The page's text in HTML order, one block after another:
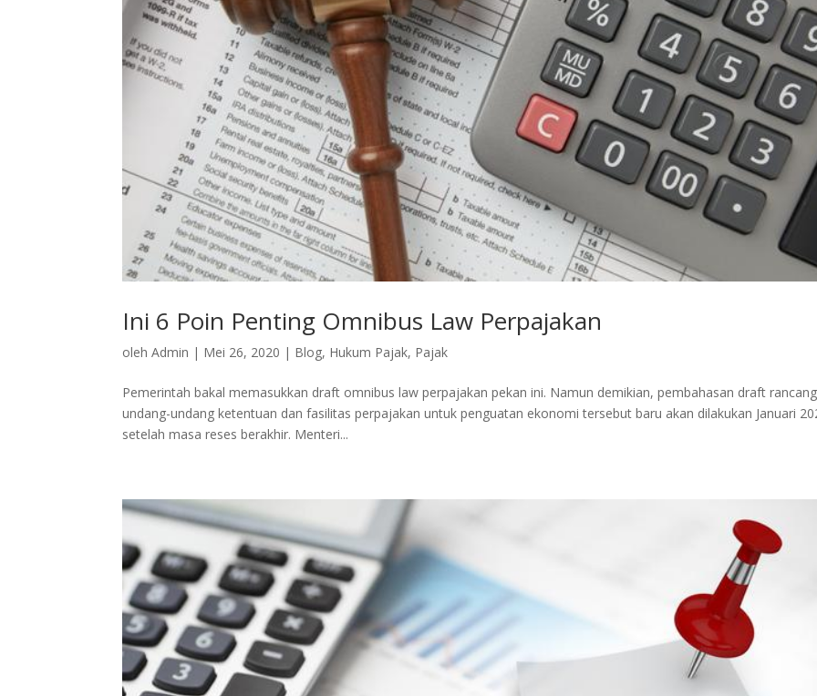
Ini 6 Poin Penting Omnibus Law Perpajakan
olehAdmin | Mei 26, 2020 | Blog, Hukum Pajak, Pajak
Pemerintah bakal memasukkan draft omnibus law perpajakan pekan ini. Namun demikian, pembahasan draft
undang-undang ketentuan dan fasilitas perpajakan untuk penguatan ekonomi tersebut baru akan dilakukan Januari
setelah masa reses berakhir. Menteri...